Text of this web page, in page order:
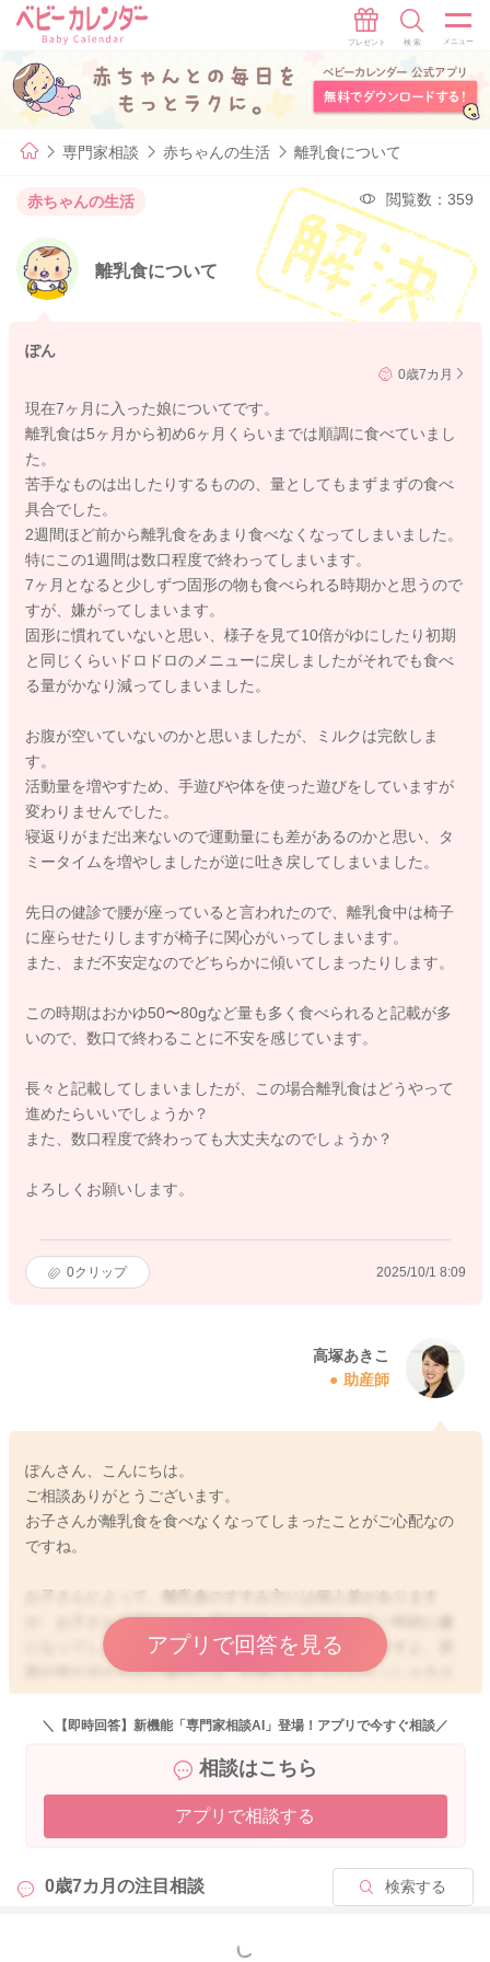
専門家相談 赤ちゃんの生活 離乳食について
赤ちゃんの生活 閲覧数：359
離乳食について
ぽん
0歳7カ月
現在7ヶ月に入った娘についてです。
離乳食は5ヶ月から初め6ヶ月くらいまでは順調に食べていまし
た。
苦手なものは出したりするものの、量としてもまずまずの食べ
具合でした。
2週間ほど前から離乳食をあまり食べなくなってしまいました。
特にこの1週間は数口程度で終わってしまいます。
7ヶ月となると少しずつ固形の物も食べられる時期かと思うので
すが、嫌がってしまいます。
固形に慣れていないと思い、様子を見て10倍がゆにしたり初期
と同じくらいドロドロのメニューに戻しましたがそれでも食べ
る量がかなり減ってしまいました。
お腹が空いていないのかと思いましたが、ミルクは完飲しま
す。
活動量を増やすため、手遊びや体を使った遊びをしていますが
変わりませんでした。
寝返りがまだ出来ないので運動量にも差があるのかと思い、タ
ミータイムを増やしましたが逆に吐き戻してしまいました。
先日の健診で腰が座っていると言われたので、離乳食中は椅子
に座らせたりしますが椅子に関心がいってしまいます。
また、まだ不安定なのでどちらかに傾いてしまったりします。
この時期はおかゆ50〜80gなど量も多く食べられると記載が多
いので、数口で終わることに不安を感じています。
長々と記載してしまいましたが、この場合離乳食はどうやって
進めたらいいでしょうか？
また、数口程度で終わっても大丈夫なのでしょうか？
よろしくお願いします。
0クリップ 2025/10/1 8:09
高塚あきこ
助産師
ぽんさん、こんにちは。
ご相談ありがとうございます。
お子さんが離乳食を食べなくなってしまったことがご心配なの
ですね。
お子さんによって、離乳食のすすみ方には個人差があります
が、お子さんの場合には、何かのきっかけがあって一時的に嫌
になってしまい、食べなくなってしまうこともありますよ。原
因が何か分からない場合には、お使いになっていらっしゃるス
プーンなどの道具を変えるだけで、食べてくれるようになるこ
ともありますよ。また、例えばぬいぐるみに食べさせる真似を
環境を変えてみてもいいかもしれません。今は暑い時期になり
ますが、少し環境を変えて、お家の中ではないところでランチ
してみたりするのも良いかもしれませんね。また、離乳食の形
ている、各月齢の離乳食の形状は、あくまでも目安ですので、
もし、お子さんがなかなか食べてくれないようであれば、形状
フードを上手に取り入れていただいてもいいですよ。少し目先
アプリで回答を見る
＼【即時回答】新機能「専門家相談AI」登場！アプリで今すぐ相談／
相談はこちら
アプリで相談する
0歳7カ月の注目相談 検索する
もっと見る